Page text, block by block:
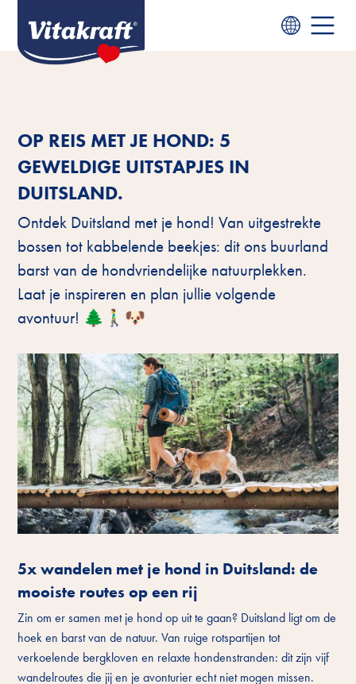
OP REIS MET JE HOND: 5
GEWELDIGE UITSTAPJES IN
DUITSLAND.
Ontdek Duitsland met je hond! Van uitgestrekte
bossen tot kabbelende beekjes: dit ons buurland
barst van de hondvriendelijke natuurplekken.
Laat je inspireren en plan jullie volgende
avontuur! 🌲🚶‍♂️🐶
5x wandelen met je hond in Duitsland: de
mooiste routes op een rij
Zin om er samen met je hond op uit te gaan? Duitsland ligt om de
hoek en barst van de natuur. Van ruige rotspartijen tot
verkoelende bergkloven en relaxte hondenstranden: dit zijn vijf
wandelroutes die jij en je avonturier echt niet mogen missen.